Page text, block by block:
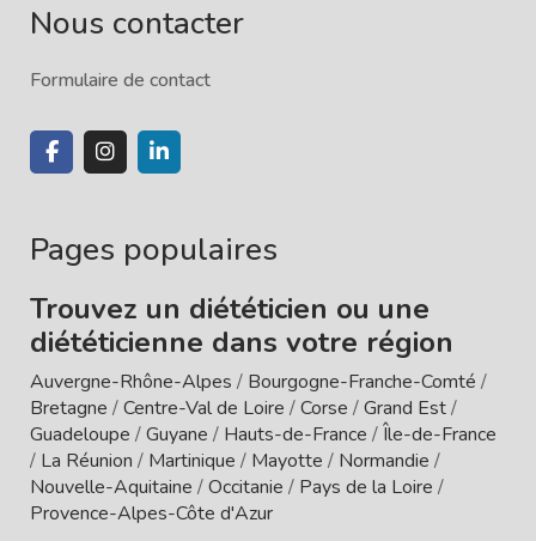
Nous contacter
Formulaire de contact
Pages populaires
Trouvez un diététicien ou une
diététicienne dans votre région
Auvergne-Rhône-Alpes / Bourgogne-Franche-Comté /
Bretagne /Centre-Val de Loire /Corse /Grand Est/
Guadeloupe /Guyane / Hauts-de-France /Île-de-France
/ La Réunion / Martinique / Mayotte / Normandie /
Nouvelle-Aquitaine /Occitanie / Pays de la Loire /
Provence-Alpes-Côte d'Azur